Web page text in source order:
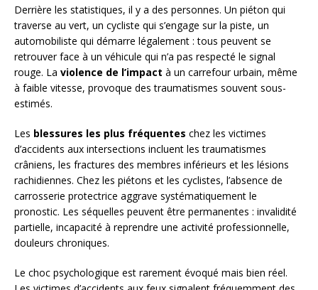
Derrière les statistiques, il y a des personnes. Un piéton qui
traverse au vert, un cycliste qui s’engage sur la piste, un
automobiliste qui démarre légalement : tous peuvent se
retrouver face à un véhicule qui n’a pas respecté le signal
rouge. La violence de l’impact à un carrefour urbain, même
à faible vitesse, provoque des traumatismes souvent sous-
estimés.
Les blessures les plus fréquentes chez les victimes
d’accidents aux intersections incluent les traumatismes
crâniens, les fractures des membres inférieurs et les lésions
rachidiennes. Chez les piétons et les cyclistes, l’absence de
carrosserie protectrice aggrave systématiquement le
pronostic. Les séquelles peuvent être permanentes : invalidité
partielle, incapacité à reprendre une activité professionnelle,
douleurs chroniques.
Le choc psychologique est rarement évoqué mais bien réel.